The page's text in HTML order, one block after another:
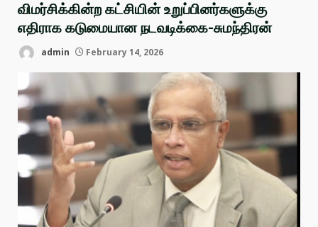
விமர்சிக்கின்ற கட்சியின் உறுப்பினர்களுக்கு
எதிராக கடுமையான நடவடிக்கை-சுமந்திரன்
admin February 14, 2026